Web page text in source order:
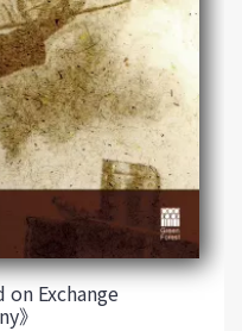
on Exchange
》